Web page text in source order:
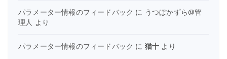
パラメーター情報のフィードバック に うつぼかずら@管
理人 より
パラメーター情報のフィードバック に 猫十 より